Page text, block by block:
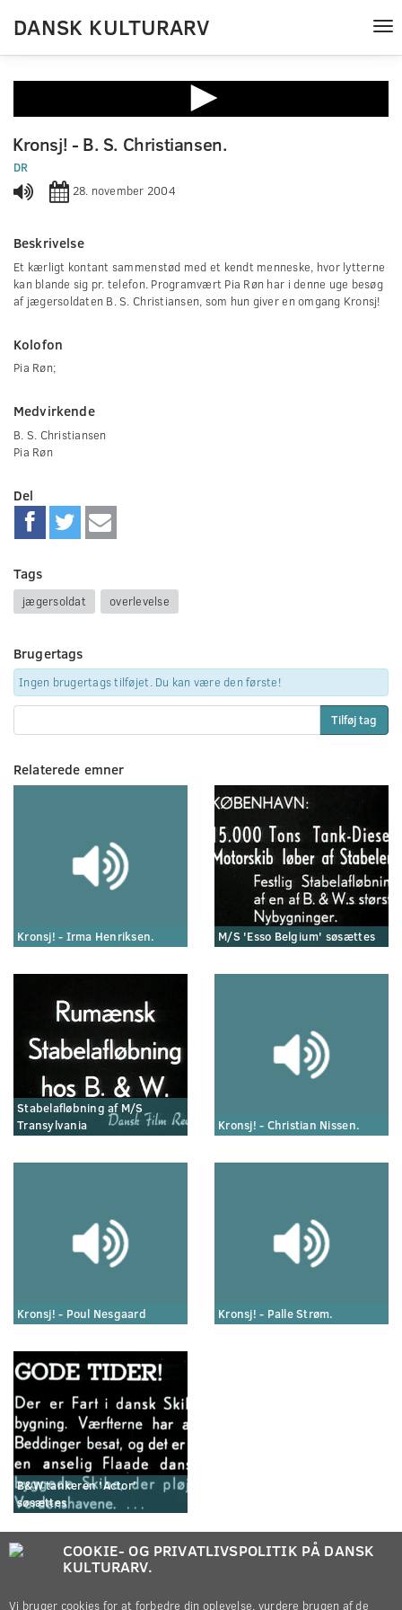
DANSK KULTURARV
seconds
of
0
seconds
Kronsj! - B. S. Christiansen.
DR
28. november 2004
Beskrivelse
Et kærligt kontant sammenstød med et kendt menneske, hvor lytterne
kan blande sig pr. telefon. Programvært Pia Røn har i denne uge besøg
af jægersoldaten B. S. Christiansen, som hun giver en omgang Kronsj!
Kolofon
Pia Røn;
Medvirkende
B. S. Christiansen
Pia Røn
Del
Tags
jægersoldat overlevelse
Brugertags
Ingen brugertags tilføjet. Du kan være den første!
Tilføj tag
Relaterede emner
Kronsj! - Irma Henriksen. M/S 'Esso Belgium' søsættes
Stabelafløbning af M/S
Transylvania
Kronsj! - Christian Nissen.
Kronsj! - Poul Nesgaard Kronsj! - Palle Strøm.
B&W tankeren 'Actor'
søsættes
COOKIE- OG PRIVATLIVSPOLITIK PÅ DANSK
KULTURARV.
Vi bruger cookies for at forbedre din oplevelse, vurdere brugen af de